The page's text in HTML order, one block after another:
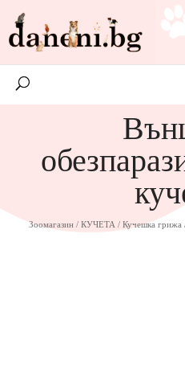
Зоомагазин /КУЧЕТА /Кучешка грижа